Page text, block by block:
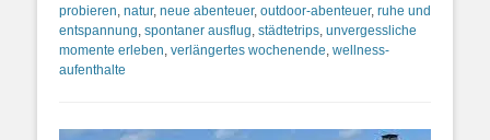
probieren natur, neue abenteuer, outdoor-abenteuer, ruhe und
entspannung spontaner ausflug städtetrips unvergessliche
momente erleben verlängertes wochenende wellness-
aufenthalte